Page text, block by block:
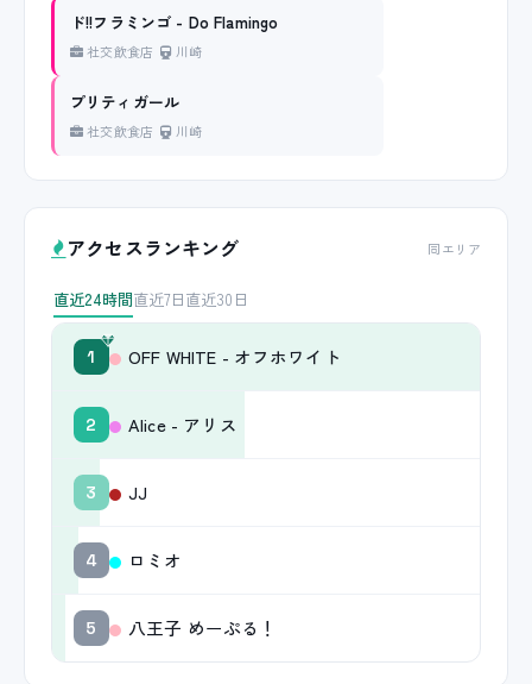
ド!!フラミンゴ - Do Flamingo
社交飲食店 川崎
プリティガール
社交飲食店 川崎
アクセスランキング 同エリア
直近24時間直近7日直近30日
1 OFF WHITE - オフホワイト
2 Alice - アリス
3 JJ
4 ロミオ
5 八王子 めーぷる！